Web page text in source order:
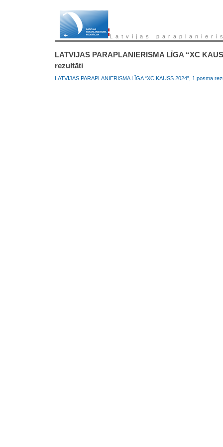
Latvijas
LATVIJAS PARAPLANIERISMA LĪGA “XC
rezultāti
LATVIJAS PARAPLANIERISMA LĪGA “XC KAUSS 2024”, 1.posma